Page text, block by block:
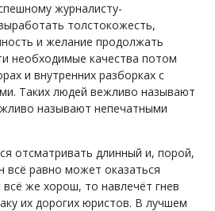
журналисту-
толстокожесть,
и желание продолжать
необходимые качества потом
и внутренних разборках с
Таких людей вежливо называют
называют непечатными
отсматривать длинный и, порой,
равно может оказаться
же хорош, то навлечёт гнев
их дорогих юристов. В лучшем